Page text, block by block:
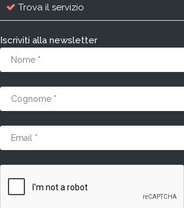
Trova il servizio
Iscriviti alla newsletter